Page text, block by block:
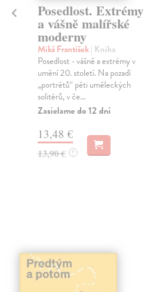
Posedlost. Extrémy
a vášně malířské
moderny
Mikš František| Kniha
Posedlost - vášně a extrémy v
umění 20. století. Na pozadí
„portrétů“ pěti uměleckých
solitérů, v če...
Zasielame do 12 dní
13,48 €
13,90 € ?